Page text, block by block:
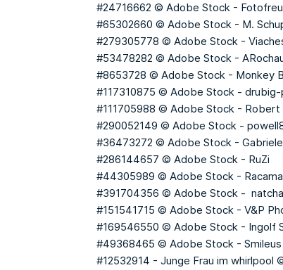
#24716662 © Adobe Stock -
#65302660 © Adobe Stock - M.
#279305778 © Adobe Stock -
#53478282 © Adobe Stock -
#8653728 © Adobe Stock - Monkey
#117310875 © Adobe Stock -
#111705988 © Adobe Stock - Robert
#290052149 © Adobe Stock -
#36473272 © Adobe Stock -
#286144657 © Adobe Stock - RuZi
#44305989 © Adobe Stock -
#391704356 © Adobe Stock -
#151541715 © Adobe Stock - V&P
#169546550 © Adobe Stock - Ingolf
#49368465 © Adobe Stock - Smileus
#12532914 - Junge Frau im whirlpool